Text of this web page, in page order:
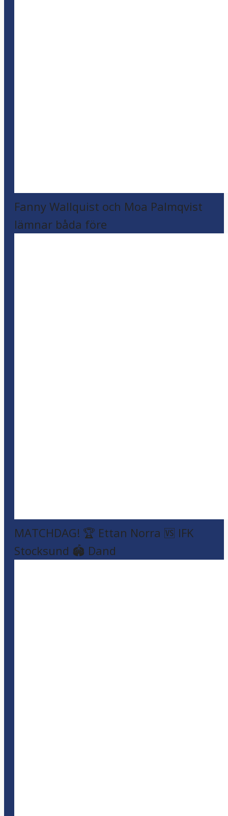
Fanny Wallquist och Moa Palmqvist
lämnar båda före
MATCHDAG! 🏆 Ettan Norra 🆚 IFK
Stocksund 🏟️ Dand